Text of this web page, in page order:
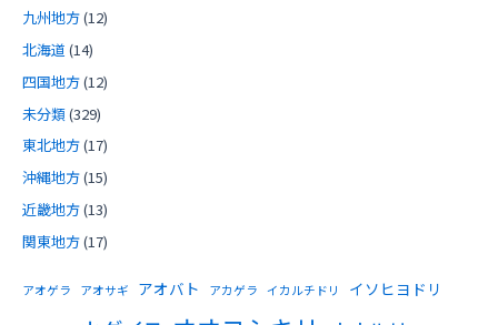
九州地方(12)
北海道 (14)
四国地方(12)
未分類(329)
東北地方(17)
沖縄地方(15)
近畿地方(13)
関東地方(17)
アオゲラ アオサギ アオバト アカゲラ イカルチドリ イソヒヨドリ